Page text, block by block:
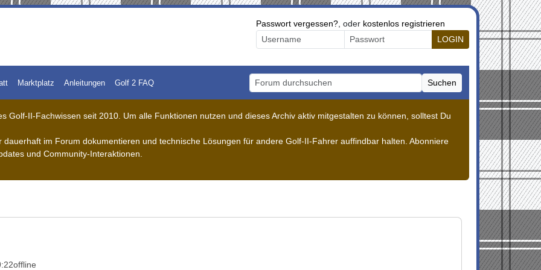
Passwort vergessen? , oder kostenlos registrieren
LOGIN
Marktplatz Anleitungen Golf 2 FAQ
Forum durchsuchen
Suchen
Golf-II-Fachwissen seit 2010. Um alle Funktionen nutzen und dieses Archiv aktiv mitgestalten zu können, solltest Du
im Forum dokumentieren und technische Lösungen für andere Golf-II-Fahrer auffindbar halten. Abonniere
und Community-Interaktionen.
offline